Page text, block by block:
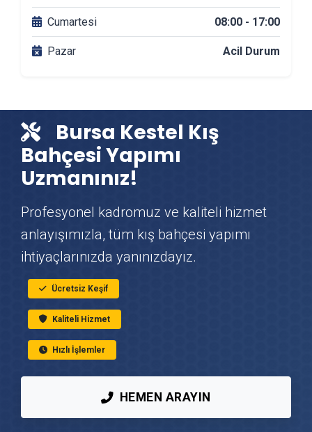
Kestel Banyo Tadilatı
Kestel DuşaKabin Montajı
Kestel Vinç Kiralama
Kestel Mutfak Tadilatı
Kestel Çatı Ustası
Kestel Fayans & Seramik Ustası
Kestel Prefabrik Ev Yapımı
Kestel Ahşap Ev Yapımı
Kestel Peyzaj Hizmetleri
Kestel Mantolama Ustası
Cumartesi 08:00 - 17:00
Pazar Acil Durum
Bursa Kestel Kış
Bahçesi Yapımı
Uzmanınız!
Profesyonel kadromuz ve kaliteli hizmet
anlayışımızla, tüm kış bahçesi yapımı
ihtiyaçlarınızda yanınızdayız.
Ücretsiz Keşif
Kaliteli Hizmet
Hızlı İşlemler
HEMEN ARAYIN